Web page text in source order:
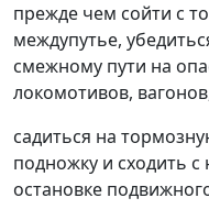
прежде чем сойти с
междупутье,
смежному пути на
локомотивов,
садиться на
подножку и сходить
остановке